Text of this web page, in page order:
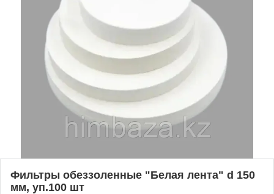
Фильтры обеззоленные "Белая лента" d 150
мм, уп.100 шт